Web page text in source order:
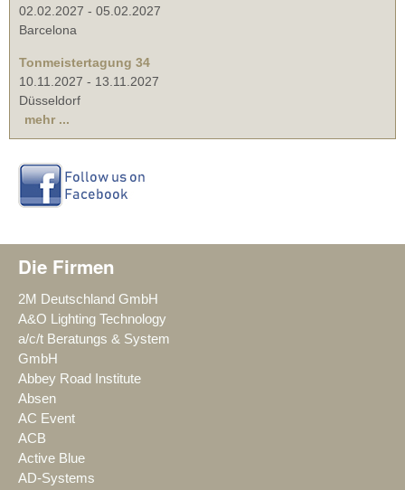
02.02.2027 - 05.02.2027
Barcelona
Tonmeistertagung 34
10.11.2027 - 13.11.2027
Düsseldorf
mehr ...
Die Firmen
2M Deutschland GmbH
A&O Lighting Technology
a/c/t Beratungs & System
GmbH
Abbey Road Institute
Absen
AC Event
ACB
Active Blue
AD-Systems